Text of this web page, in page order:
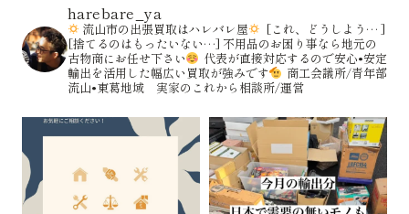
harebare_ya
流山市の出張買取はハレバレ屋
[これ、どうしよう… ]
[捨てるのはもったいない…] 不用品のお困り事なら地元の
古物商にお任せ下さい
代表が直接対応するので安心•安定
輸出を活用した幅広い買取が強みです
商工会議所/青年部
流山•東葛地域 実家のこれから相談所/運営